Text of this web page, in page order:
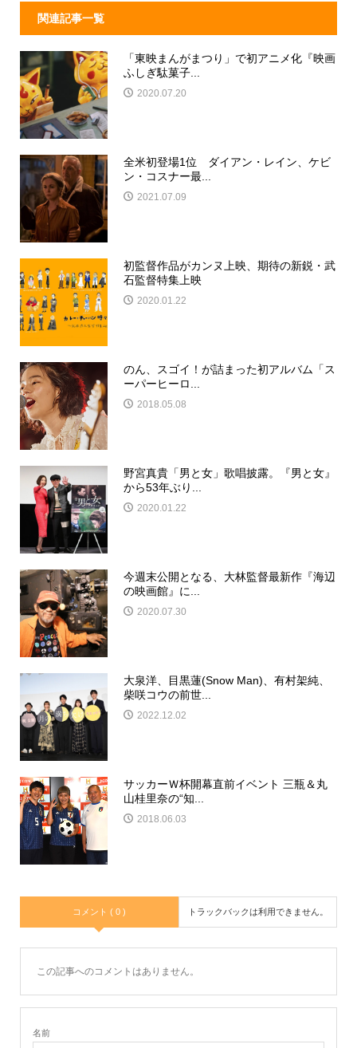
関連記事一覧
「東映まんがまつり」で初アニメ化『映画
ふしぎ駄菓子...
2020.07.20
全米初登場1位 ダイアン・レイン、ケビ
ン・コスナー最...
2021.07.09
初監督作品がカンヌ上映、期待の新鋭・武
石監督特集上映
2020.01.22
のん、スゴイ！が詰まった初アルバム「ス
ーパーヒーロ...
2018.05.08
野宮真貴「男と女」歌唱披露。『男と女』
から53年ぶり...
2020.01.22
今週末公開となる、大林監督最新作『海辺
の映画館』に...
2020.07.30
大泉洋、目黒蓮(Snow Man)、有村架純、
柴咲コウの前世...
2022.12.02
サッカーＷ杯開幕直前イベント 三瓶＆丸
山桂里奈の“知...
2018.06.03
コメント ( 0 ) トラックバックは利用できません。
この記事へのコメントはありません。
名前